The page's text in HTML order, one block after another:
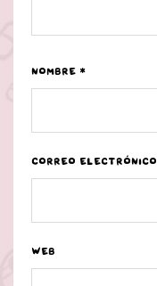
Nombre *
Correo electrónico
Web